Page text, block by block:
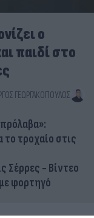
ο
παιδί στο
ΓΕΩΡΓΑΚΌΠΟΥΛΟΣ
το τροχαίο στις
Σέρρες - Βίντεο
φορτηγό